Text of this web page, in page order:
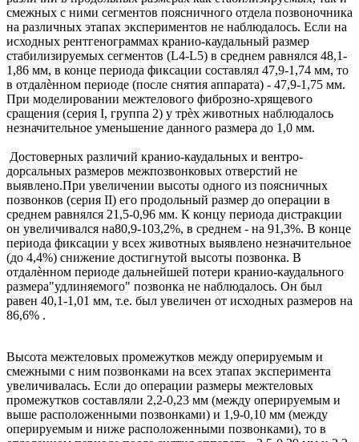
смежных с ними сегментов поясничного отдела позвоночника
на различных этапах экспериментов не наблюдалось. Если на
исходных рентгенограммах кранио-каудальный размер
стабилизируемых сегментов (L4-L5) в среднем равнялся 48,1-
1,86 мм, в конце периода фиксации составлял 47,9-1,74 мм, то
в отдалѐнном периоде (после снятия аппарата) - 47,9-1,75 мм.
При моделировании межтелового фиброзно-хрящевого
сращения (серия I, группа 2) у трѐх животных наблюдалось
незначительное уменьшение данного размера до 1,0 мм.
Достоверных различий кранио-каудальных и вентро-
дорсальных размеров межпозвонковых отверстий не
выявлено.При увеличении высоты одного из поясничных
позвонков (серия II) его продольный размер до операции в
среднем равнялся 21,5-0,96 мм. К концу периода дистракции
он увеличивался на80,9-103,2%, в среднем - на 91,3%. В конце
периода фиксации у всех животных выявлено незначительное
(до 4,4%) снижение достигнутой высоты позвонка. В
отдалѐнном периоде дальнейшей потери кранио-каудального
размера"удлиняемого" позвонка не наблюдалось. Он был
равен 40,1-1,01 мм, т.е. был увеличен от исходных размеров на
86,6% .
Высота межтеловых промежутков между оперируемым и
смежными с ним позвонками на всех этапах эксперимента
увеличивалась. Если до операции размеры межтеловых
промежутков составляли 2,2-0,23 мм (между оперируемым и
выше расположенными позвонками) и 1,9-0,10 мм (между
оперируемым и ниже расположенными позвонками), то в